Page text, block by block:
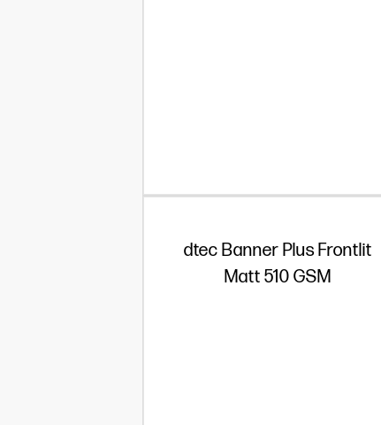
dtec Banner Plus Frontlit
Matt 510 GSM